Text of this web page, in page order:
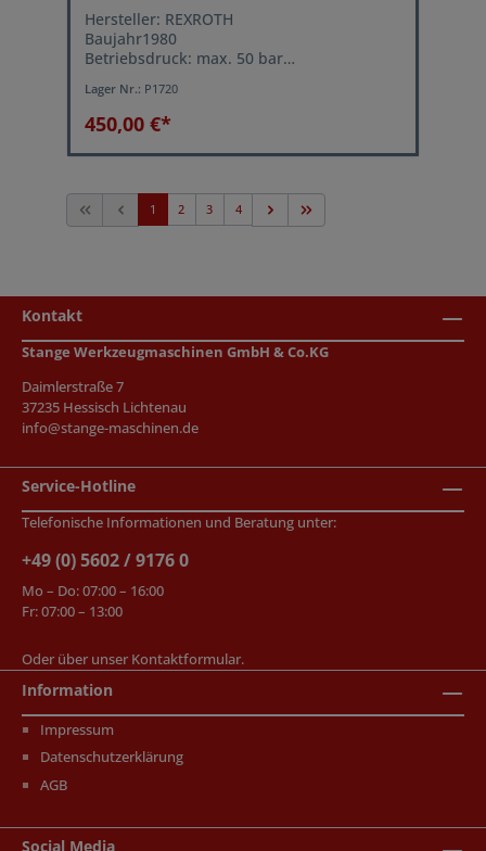
Hersteller: REXROTH
Baujahr1980
Betriebsdruck: max. 50 bar
Netzanschluß: 380 Volt
Tankinhalt: 80 Liter
Lager Nr.: P1720
450,00 €*
1 2 3 4
Kontakt
Stange Werkzeugmaschinen GmbH & Co.KG
Daimlerstraße 7
37235 Hessisch Lichtenau
info@stange-maschinen.de
Service-Hotline
Telefonische Informationen und Beratung unter:
+49 (0) 5602 / 9176 0
Mo – Do: 07:00 – 16:00
Fr: 07:00 – 13:00
Oder über unser Kontaktformular.
Information
Impressum
Datenschutzerklärung
AGB
Social Media